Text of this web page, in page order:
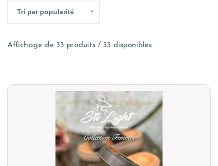
Tri par popularité
Affichage de 33 produits / 33 disponibles